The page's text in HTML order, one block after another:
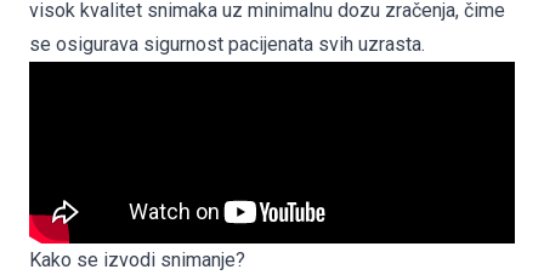
visok kvalitet snimaka uz minimalnu dozu zračenja, čime
se osigurava sigurnost pacijenata svih uzrasta.
Kako se izvodi snimanje?